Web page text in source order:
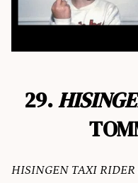
29.
HISINGEN TAXI RIDER